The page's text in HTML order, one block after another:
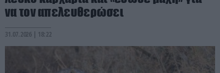
να τον απελευθερώσει
31.07.2026 | 18:22